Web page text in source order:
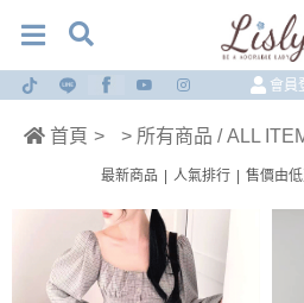
會員
首頁 > > 所有商品 / ALL
最新商品 人氣排行 售價由